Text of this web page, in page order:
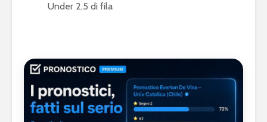
Under 2,5 di fila